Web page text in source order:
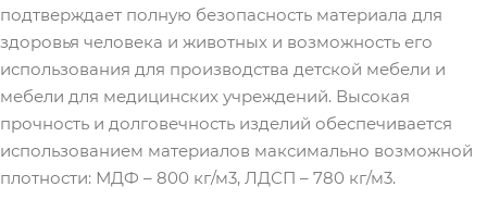
подтверждает полную безопасность материала для
здоровья человека и животных и возможность его
использования для производства детской мебели и
мебели для медицинских учреждений. Высокая
прочность и долговечность изделий обеспечивается
использованием материалов максимально возможной
плотности: МДФ – 800 кг/м3, ЛДСП – 780 кг/м3.